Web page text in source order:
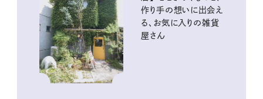
作り手の想いに出会え
る、お気に入りの雑貨
屋さん